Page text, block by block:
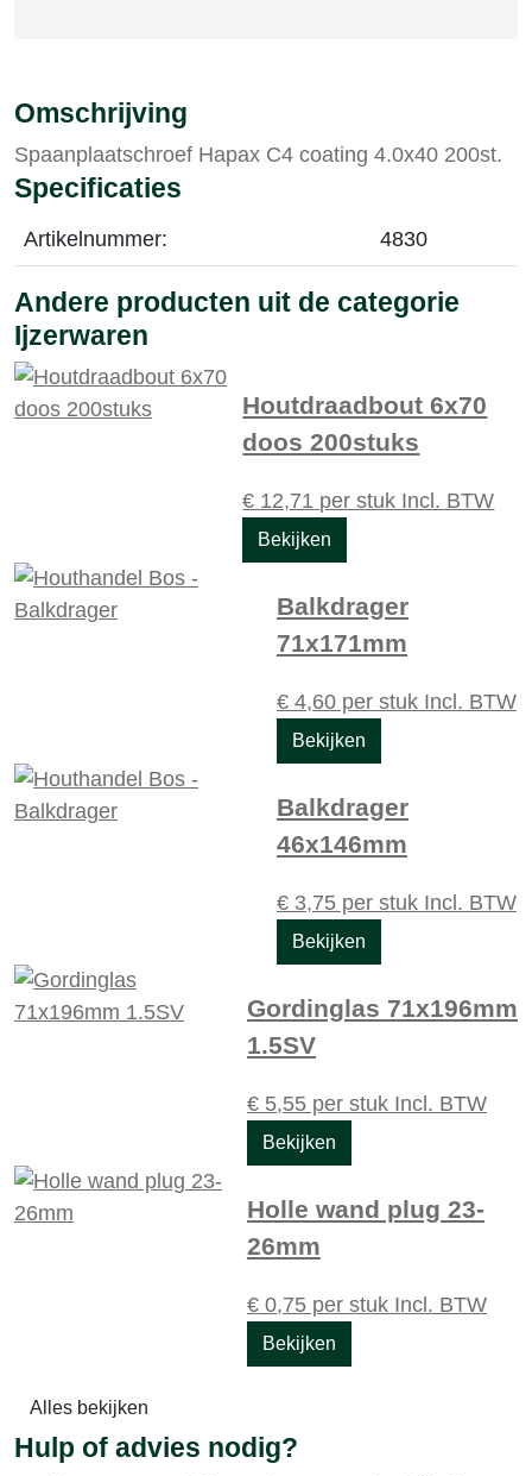
Omschrijving
Spaanplaatschroef Hapax C4 coating 4.0x40 200st.
Specificaties
Artikelnummer: 4830
Andere producten uit de categorie
Ijzerwaren
Houtdraadbout 6x70
doos 200stuks
€ 12,71 per stuk Incl. BTW
Bekijken
Balkdrager
71x171mm
€4,60per stuk Incl. BTW
Bekijken
Balkdrager
46x146mm
€3,75per stuk Incl. BTW
Bekijken
Gordinglas 71x196mm
1.5SV
€ 5,55 per stuk Incl. BTW
Bekijken
Holle wand plug 23-
26mm
€0,75per stuk Incl. BTW
Bekijken
Alles bekijken
Hulp of advies nodig?